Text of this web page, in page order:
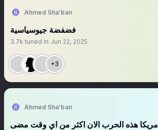
Ahmed Sha’ban
فضفضة جيوسياسية
3.7k tuned in Jun 22, 2025
+3
Ahmed Sha’ban